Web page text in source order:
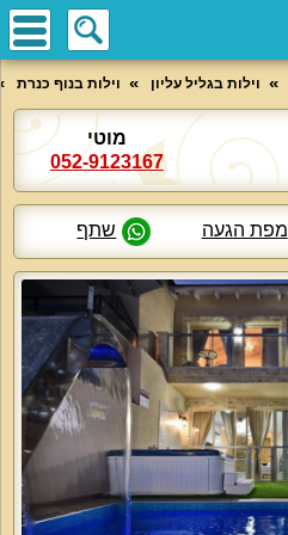
וילות בגליל עליון וילות בנוף כנרת
מוטי
052-9123167
מפת הגעה שתף